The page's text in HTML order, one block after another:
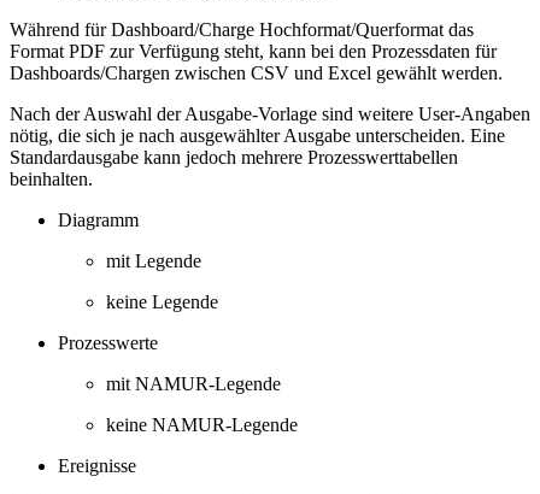
Während für Dashboard/Charge Hochformat/Querformat das
Format PDF zur Verfügung steht, kann bei den Prozessdaten für
Dashboards/Chargen zwischen CSV und Excel gewählt werden.
Nach der Auswahl der Ausgabe-Vorlage sind weitere User-Angaben
nötig, die sich je nach ausgewählter Ausgabe unterscheiden. Eine
Standardausgabe kann jedoch mehrere Prozesswerttabellen
beinhalten.
Diagramm
mit Legende
keine Legende
Prozesswerte
mit NAMUR-Legende
keine NAMUR-Legende
Ereignisse